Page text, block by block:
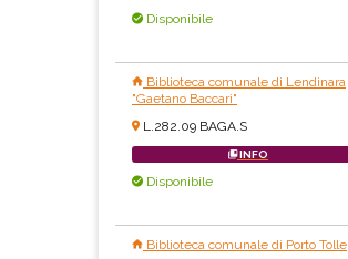
Disponibile
Biblioteca comunale di Lendinara
"Gaetano Baccari"
L.282.09 BAGA.S
INFO
Disponibile
Biblioteca comunale di Porto Tolle